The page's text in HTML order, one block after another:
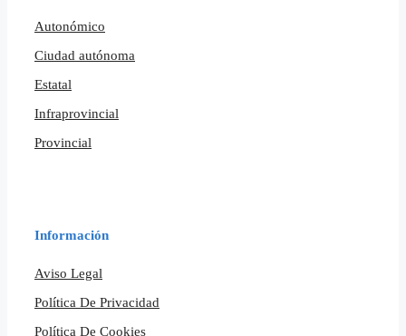
Autonómico
Ciudad autónoma
Estatal
Infraprovincial
Provincial
Información
Aviso Legal
Política De Privacidad
Política De Cookies